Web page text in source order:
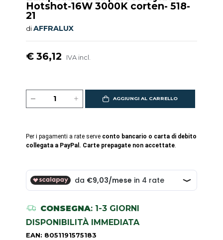
Hotshot-16W 3000K corten- 518-
21
diAFFRALUX
€ 36,12 IVA incl.
AGGIUNGI AL CARRELLO
Per i pagamenti a rate serve conto bancario o carta di debito
collegata a PayPal. Carte prepagate non accettate.
CONSEGNA: 1-3 GIORNI
DISPONIBILITÀ IMMEDIATA
EAN: 8051191575183